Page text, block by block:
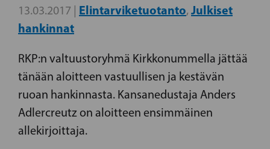
13.03.2017 | Elintarviketuotanto, Julkiset
hankinnat
RKP:n valtuustoryhmä Kirkkonummella jättää
tänään aloitteen vastuullisen ja kestävän
ruoan hankinnasta. Kansanedustaja Anders
Adlercreutz on aloitteen ensimmäinen
allekirjoittaja.